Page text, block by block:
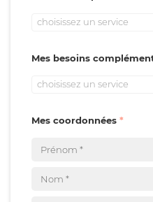
choisissez un service
Mes besoins
choisissez un service
Mes coordonnées